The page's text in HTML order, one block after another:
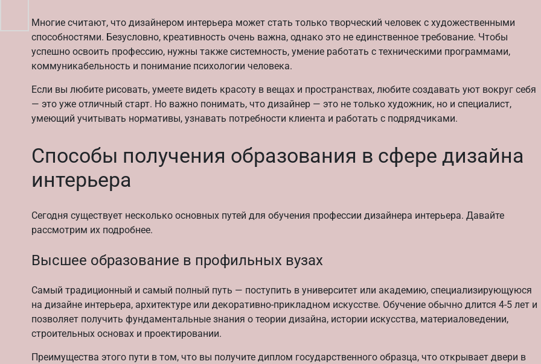
Многие считают, что дизайнером интерьера может стать только творческий человек с художественными
способностями. Безусловно, креативность очень важна, однако это не единственное требование. Чтобы
успешно освоить профессию, нужны также системность, умение работать с техническими программами,
коммуникабельность и понимание психологии человека.
Если вы любите рисовать, умеете видеть красоту в вещах и пространствах, любите создавать уют вокруг себя
— это уже отличный старт. Но важно понимать, что дизайнер — это не только художник, но и специалист,
умеющий учитывать нормативы, узнавать потребности клиента и работать с подрядчиками.
Способы получения образования в сфере дизайна
интерьера
Сегодня существует несколько основных путей для обучения профессии дизайнера интерьера. Давайте
рассмотрим их подробнее.
Высшее образование в профильных вузах
Самый традиционный и самый полный путь — поступить в университет или академию, специализирующуюся
на дизайне интерьера, архитектуре или декоративно-прикладном искусстве. Обучение обычно длится 4-5 лет и
позволяет получить фундаментальные знания о теории дизайна, истории искусства, материаловедении,
строительных основах и проектировании.
Преимущества этого пути в том, что вы получите диплом государственного образца, что открывает двери в